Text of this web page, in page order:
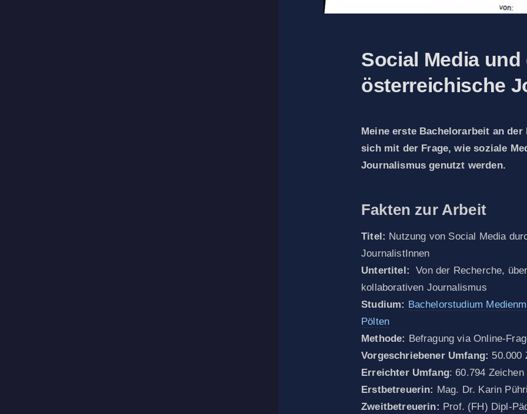
Social Media und
österreichische
Meine erste Bachelorarbeit an
sich mit der Frage, wie soziale
Journalismus genutzt werden.
Fakten zur Arbeit
Titel: Nutzung von Social Media
JournalistInnen
Untertitel:
Von der Recherche,
kollaborativen Journalismus
Studium: Bachelorstudium
Pölten
Methode: Befragung via Online-
Vorgeschriebener Umfang: 50.000
Erreichter Umfang: 60.794
Erstbetreuerin: Mag. Dr. Karin
Zweitbetreuerin: Prof. (FH) Dipl-